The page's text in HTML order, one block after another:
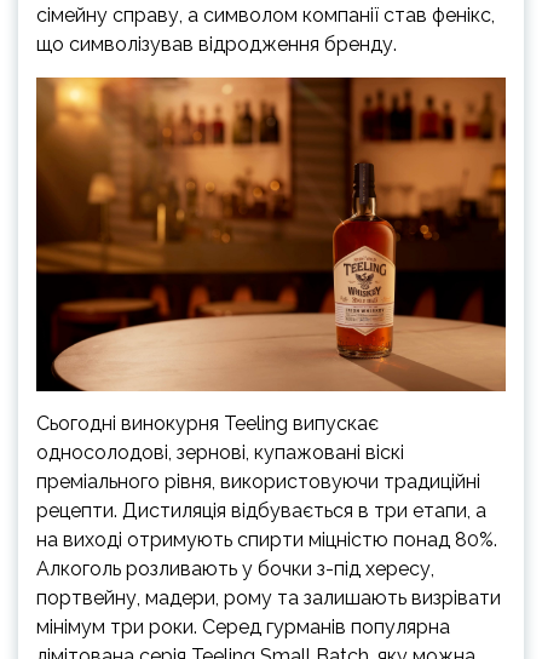
сімейну справу, а символом компанії став фенікс,
що символізував відродження бренду.
Сьогодні винокурня Teeling випускає
односолодові, зернові, купажовані віскі
преміального рівня, використовуючи традиційні
рецепти. Дистиляція відбувається в три етапи, а
на виході отримують спирти міцністю понад 80%.
Алкоголь розливають у бочки з-під хересу,
портвейну, мадери, рому та залишають визрівати
мінімум три роки. Серед гурманів популярна